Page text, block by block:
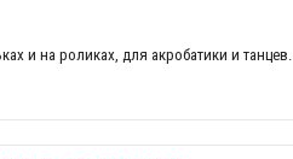
и на роликах, для акробатики и танцев.